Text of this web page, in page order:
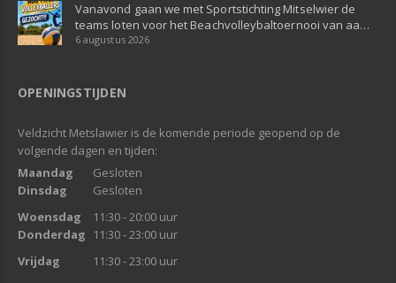
Vanavond gaan we met Sportstichting Mitselwier de
teams loten voor het Beachvolleybaltoernooi van aa…
6 augustus 2026
OPENINGSTIJDEN
Veldzicht Metslawier is de komende periode geopend op de
volgende dagen en tijden:
Maandag
Gesloten
Dinsdag
Gesloten
Woensdag
11:30 - 20:00 uur
Donderdag
11:30 - 23:00 uur
Vrijdag
11:30 - 23:00 uur